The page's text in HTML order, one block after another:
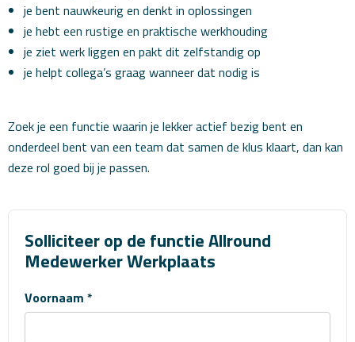
je bent nauwkeurig en denkt in oplossingen
je hebt een rustige en praktische werkhouding
je ziet werk liggen en pakt dit zelfstandig op
je helpt collega’s graag wanneer dat nodig is
Zoek je een functie waarin je lekker actief bezig bent en
onderdeel bent van een team dat samen de klus klaart, dan kan
deze rol goed bij je passen.
Solliciteer op de functie Allround
Medewerker Werkplaats
Voornaam *